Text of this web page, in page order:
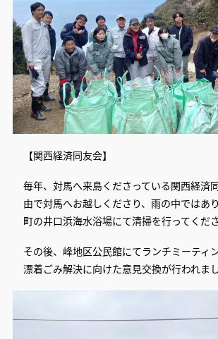
【関西経済同友会】
毎年、対馬へ来島くださっている関西経済
由で対馬へお越しくださり、雨の中ではあ
町の井口浜海水浴場にて清掃を行ってくだ
その後、峰地区公民館にてランチミーティ
漂着ごみ解決に向けた意見交換が行われまし